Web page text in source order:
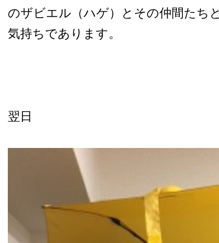
のザビエル（ハゲ）とその仲間たち
気持ちであります。
翌日